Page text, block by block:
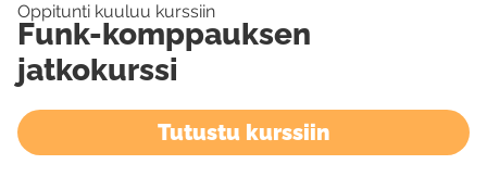
Oppitunti kuuluu kurssiin
Funk-komppauksen
jatkokurssi
Tutustu kurssiin